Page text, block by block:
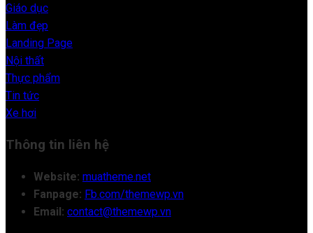
Giáo dục
Làm đẹp
Landing Page
Nội thất
Thực phẩm
Tin tức
Xe hơi
Thông tin liên hệ
Website: muatheme.net
Fanpage: Fb.com/themewp.vn
Email: contact@themewp.vn